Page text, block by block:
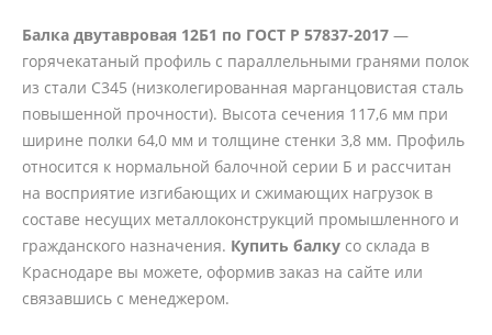
Балка двутавровая 12Б1 по ГОСТ Р 57837-2017 —
горячекатаный профиль с параллельными гранями полок
из стали С345 (низколегированная марганцовистая сталь
повышенной прочности). Высота сечения 117,6 мм при
ширине полки 64,0 мм и толщине стенки 3,8 мм. Профиль
относится к нормальной балочной серии Б и рассчитан
на восприятие изгибающих и сжимающих нагрузок в
составе несущих металлоконструкций промышленного и
гражданского назначения. Купить балку со склада в
Краснодаре вы можете, оформив заказ на сайте или
связавшись с менеджером.